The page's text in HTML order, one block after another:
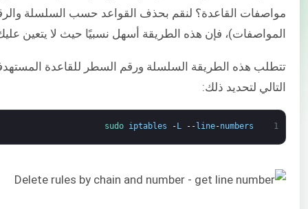
مواصفات القاعدة؟ لنقم بحذف القواعد حسب السلسلة
المواصفات)، فإن هذه الطريقة أسهل نسبيًا حيث لا يتعين
تتطلب هذه الطريقة السلسلة ورقم السطر للقاعدة
التالي لتحديد ذلك:
1
sudo iptables - L -- line-numbers